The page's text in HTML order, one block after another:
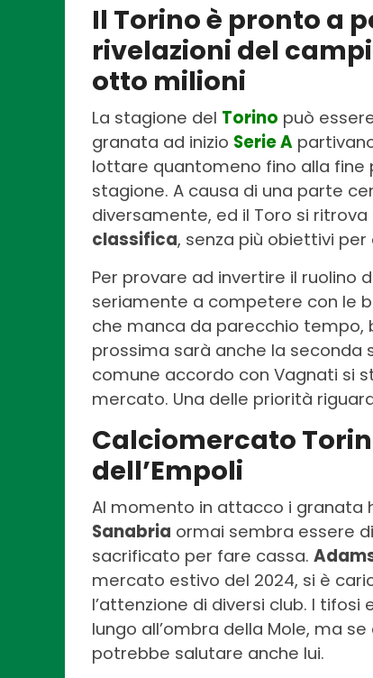
Il Torino è pronto a
rivelazioni del
otto milioni
La stagione del Torino può
granata ad inizio Serie A
lottare quantomeno fino alla fine
stagione. A causa di una parte
diversamente, ed il Toro si
classifica, senza più obiettivi
Per provare ad invertire il ruolino
seriamente a competere con le
che manca da parecchio tempo,
prossima sarà anche la seconda
comune accordo con Vagnati si
mercato. Una delle priorità
Calciomercato
dell’Empoli
Al momento in attacco i granata
Sanabria ormai sembra essere
sacrificato per fare cassa.
mercato estivo del 2024, si è
l’attenzione di diversi club. I
lungo all’ombra della Mole, ma
potrebbe salutare anche lui.